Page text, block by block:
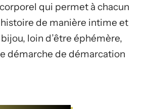
qui permet à chacun
de manière intime et
loin d’être éphémère,
démarche de démarcation